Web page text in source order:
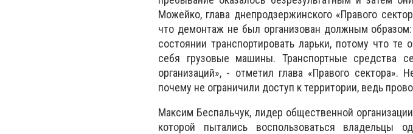
Можейко, глава днепродзержинского «Правого
что демонтаж не был организован должным образом:
состоянии транспортировать ларьки, потому что
себя грузовые машины. Транспортные средства
организаций», - отметил глава «Правого
почему не ограничили доступ к территории, ведь
Максим Беспальчук, лидер общественной
которой пытались воспользоваться владельцы